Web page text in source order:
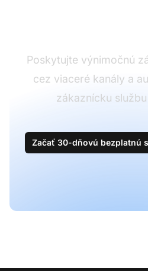
Poskytujte výnimočnú
cez viaceré kanály a
zákaznícku
Začať 30-dňovú bezplatnú